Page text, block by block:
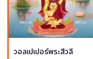
วอลเปเปอร์พระสีวลี